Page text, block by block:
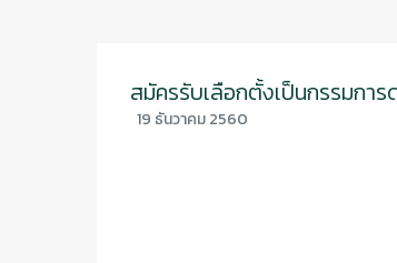
สมัครรับเลือกตั้งเป็นกรรมก
19 ธันวาคม 2560